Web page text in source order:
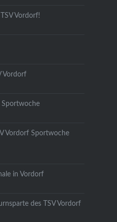
Vordorf!
Vordorf
Vordorf Sportwoche
in Vordorf
des TSV Vordorf